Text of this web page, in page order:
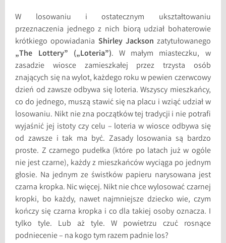
W losowaniu i ostatecznym ukształtowaniu
przeznaczenia jednego z nich biorą udział bohaterowie
krótkiego opowiadania Shirley Jackson zatytułowanego
„The Lottery” („Loteria”). W małym miasteczku, w
zasadzie wiosce zamieszkałej przez trzysta osób
znających się na wylot, każdego roku w pewien czerwcowy
dzień od zawsze odbywa się loteria. Wszyscy mieszkańcy,
co do jednego, muszą stawić się na placu i wziąć udział w
losowaniu. Nikt nie zna początków tej tradycji i nie potrafi
wyjaśnić jej istoty czy celu – loteria w wiosce odbywa się
od zawsze i tak ma być. Zasady losowania są bardzo
proste. Z czarnego pudełka (które po latach już w ogóle
nie jest czarne), każdy z mieszkańców wyciąga po jednym
głosie. Na jednym ze świstków papieru narysowana jest
czarna kropka. Nic więcej. Nikt nie chce wylosować czarnej
kropki, bo każdy, nawet najmniejsze dziecko wie, czym
kończy się czarna kropka i co dla takiej osoby oznacza. I
tylko tyle. Lub aż tyle. W powietrzu czuć rosnące
podniecenie – na kogo tym razem padnie los?